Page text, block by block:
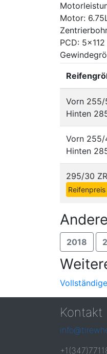
Motor:
PCD: 5x112
Vorn 255/
Hinten
Vorn 255/
Hinten
295/30
2018
Kontakt